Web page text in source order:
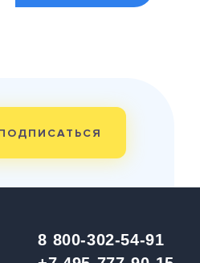
8 800-302-54-91